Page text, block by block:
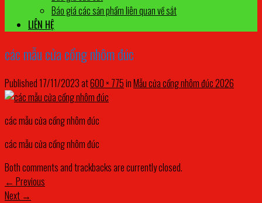
Báo giá các sản phẩm liên quan về sắt
LIÊN HỆ
các mẫu cửa cổng nhôm đúc
Published17/11/2023at600 × 775inMẫu cửa cổng nhôm đúc 2026
các mẫu cửa cổng nhôm đúc
các mẫu cửa cổng nhôm đúc
Both comments and trackbacks are currently closed.
← Previous
Next →